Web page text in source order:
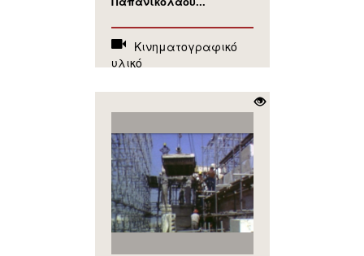
Κινηματογραφικό
υλικό